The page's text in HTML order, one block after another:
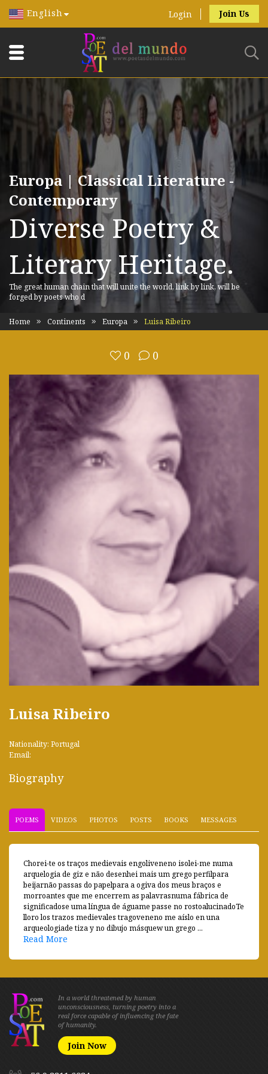
English Login Join Us
Europa | Classical Literature -
Contemporary
Diverse Poetry &
Literary Heritage.
The great human chain that will unite the world, link by link, will be
forged by poets who d
Home Continents Europa Luisa Ribeiro
0 0
Luisa Ribeiro
Nationality: Portugal
Email:
Biography
POEMS VIDEOS PHOTOS POSTS BOOKS MESSAGES
Chorei-te os traços medievais engoliveneno isolei-me numa
arquelogia de giz e não desenhei mais um grego perfilpara
beijarnão passas do papelpara a ogiva dos meus braços e
morroantes que me encerrem as palavrasnuma fábrica de
significadose uma língua de águame passe no rostoalucinadoTe
lloro los trazos medievales tragoveneno me aíslo en una
arqueologiade tiza y no dibujo másquew un grego ...
Read More
In a world threatened by human
unconsciousness, turning poetry into a
real force capable of influencing the fate
of humanity.
Join Now